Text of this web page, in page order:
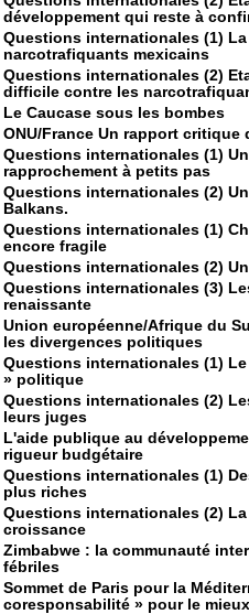
développement qui reste à
Questions internationales (1)
narcotrafiquants mexicains
Questions internationales (2)
difficile contre les
Le Caucase sous les bombes
ONU/France Un rapport
Questions internationales (1)
rapprochement à petits pas
Questions internationales (2)
Balkans.
Questions internationales (1)
encore fragile
Questions internationales (2)
Questions internationales (3)
renaissante
Union européenne/Afrique du
les divergences politiques
Questions internationales (1)
» politique
Questions internationales (2)
leurs juges
L'aide publique au
rigueur budgétaire
Questions internationales (1)
plus riches
Questions internationales (2)
croissance
Zimbabwe : la communauté
fébriles
Sommet de Paris pour la
coresponsabilité » pour le